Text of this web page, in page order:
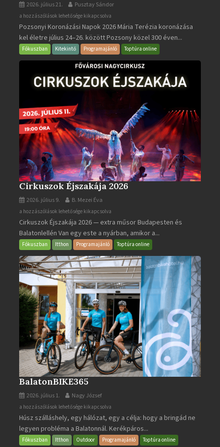
2026. július 21. Pusztay Sándor
Pozsonyi
Koronázási
Napok
bejegyzéshez
a hozzászólások lehetősége kikapcsolva
Pozsonyi Koronázási Napok 2026 Mária Terézia koronázása
kel életre július 24–26. között Pozsony közel 300 éven...
Fókuszban Kitekintő Programajánló Toptúra online
Cirkuszok Éjszakája 2026
2026. július 9. B. Mezei Éva
Cirkuszok
Éjszakája
2026
bejegyzéshez
a hozzászólások lehetősége kikapcsolva
Cirkuszok Éjszakája 2026 — extra műsor Budapesten és
Balatonlellén Van egy este a nyárban, amikor a...
Fókuszban Itthon Programajánló Toptúra online
BalatonBIKE365
2026. július 1. Nagy József
BalatonBIKE365
bejegyzéshez
a hozzászólások lehetősége kikapcsolva
Húsz szálláshely, egy hálózat, egy a célja: hogy a bringád ne
legyen probléma a Balatonnál. Kerékpáros...
Fókuszban Itthon Outdoor Programajánló Toptúra online